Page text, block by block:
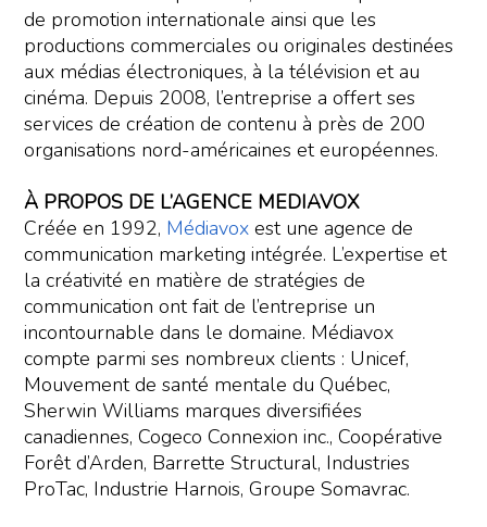
de promotion internationale ainsi que les
productions commerciales ou originales destinées
aux médias électroniques, à la télévision et au
cinéma. Depuis 2008, l’entreprise a offert ses
services de création de contenu à près de 200
organisations nord-américaines et européennes.
À PROPOS DE L’AGENCE MEDIAVOX
Créée en 1992, Médiavox est une agence de
communication marketing intégrée. L’expertise et
la créativité en matière de stratégies de
communication ont fait de l’entreprise un
incontournable dans le domaine. Médiavox
compte parmi ses nombreux clients : Unicef,
Mouvement de santé mentale du Québec,
Sherwin Williams marques diversifiées
canadiennes, Cogeco Connexion inc., Coopérative
Forêt d’Arden, Barrette Structural, Industries
ProTac, Industrie Harnois, Groupe Somavrac.